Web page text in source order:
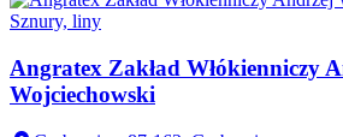
Sznury, liny
Angratex Zakład Włókienniczy
Wojciechowski